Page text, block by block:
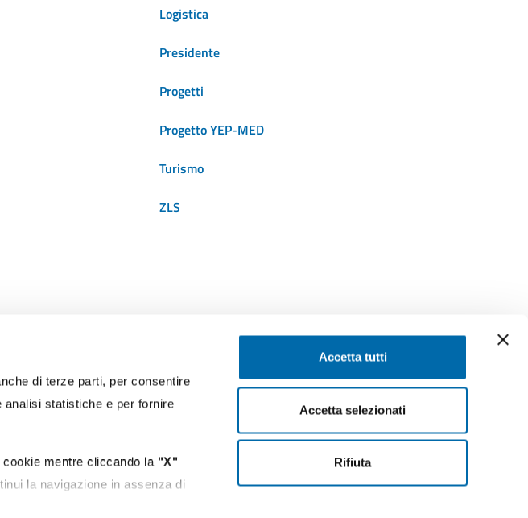
di terze parti, per consentire
analisi statistiche e per fornire
cookie mentre cliccando la "X"
la navigazione in assenza di
Accetta tutti
Accetta selezionati
Rifiuta
Logistica
Presidente
Progetti
Progetto YEP-MED
Turismo
ZLS
(La casella PEC riceve messaggi
Elettronica Certificata)
0766 366231
FacebookInstagramLinkedInYouTubeTwitter